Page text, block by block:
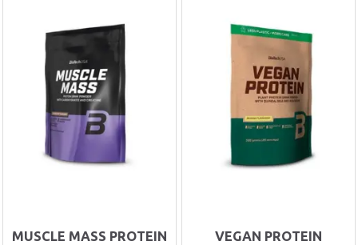
MUSCLE MASS PROTEIN
VEGAN PROTEIN